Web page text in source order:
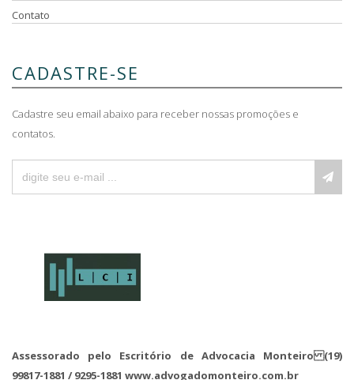
Contato
CADASTRE-SE
Cadastre seu email abaixo para receber nossas promoções e
contatos.
Assessorado pelo Escritório de Advocacia Monteiro (19)
99817-1881 / 9295-1881 www.advogadomonteiro.com.br